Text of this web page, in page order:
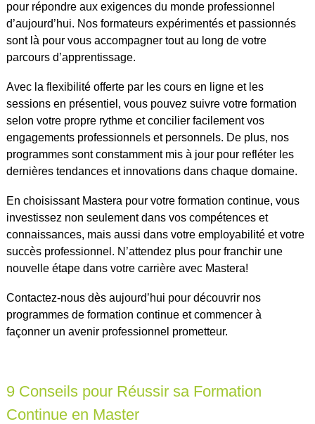
pour répondre aux exigences du monde professionnel
d’aujourd’hui. Nos formateurs expérimentés et passionnés
sont là pour vous accompagner tout au long de votre
parcours d’apprentissage.
Avec la flexibilité offerte par les cours en ligne et les
sessions en présentiel, vous pouvez suivre votre formation
selon votre propre rythme et concilier facilement vos
engagements professionnels et personnels. De plus, nos
programmes sont constamment mis à jour pour refléter les
dernières tendances et innovations dans chaque domaine.
En choisissant Mastera pour votre formation continue, vous
investissez non seulement dans vos compétences et
connaissances, mais aussi dans votre employabilité et votre
succès professionnel. N’attendez plus pour franchir une
nouvelle étape dans votre carrière avec Mastera!
Contactez-nous dès aujourd’hui pour découvrir nos
programmes de formation continue et commencer à
façonner un avenir professionnel prometteur.
9 Conseils pour Réussir sa Formation
Continue en Master